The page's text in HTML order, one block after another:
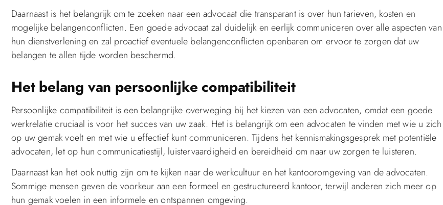
Daarnaast is het belangrijk om te zoeken naar een advocaat die transparant is over hun tarieven, kosten en
mogelijke belangenconflicten. Een goede advocaat zal duidelijk en eerlijk communiceren over alle aspecten van
hun dienstverlening en zal proactief eventuele belangenconflicten openbaren om ervoor te zorgen dat uw
belangen te allen tijde worden beschermd.
Het belang van persoonlijke compatibiliteit
Persoonlijke compatibiliteit is een belangrijke overweging bij het kiezen van een advocaten, omdat een goede
werkrelatie cruciaal is voor het succes van uw zaak. Het is belangrijk om een advocaten te vinden met wie u zich
op uw gemak voelt en met wie u effectief kunt communiceren. Tijdens het kennismakingsgesprek met potentiële
advocaten, let op hun communicatiestijl, luistervaardigheid en bereidheid om naar uw zorgen te luisteren.
Daarnaast kan het ook nuttig zijn om te kijken naar de werkcultuur en het kantooromgeving van de advocaten.
Sommige mensen geven de voorkeur aan een formeel en gestructureerd kantoor, terwijl anderen zich meer op
hun gemak voelen in een informele en ontspannen omgeving.